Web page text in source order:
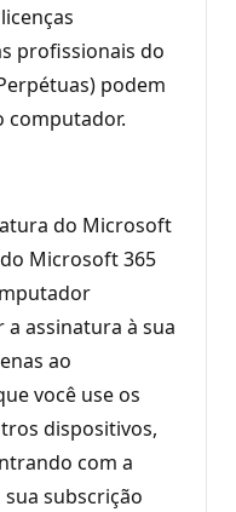
profissionais do
podem
computador.
do Microsoft
Microsoft 365
assinatura à sua
ao
você use os
dispositivos,
com a
subscrição